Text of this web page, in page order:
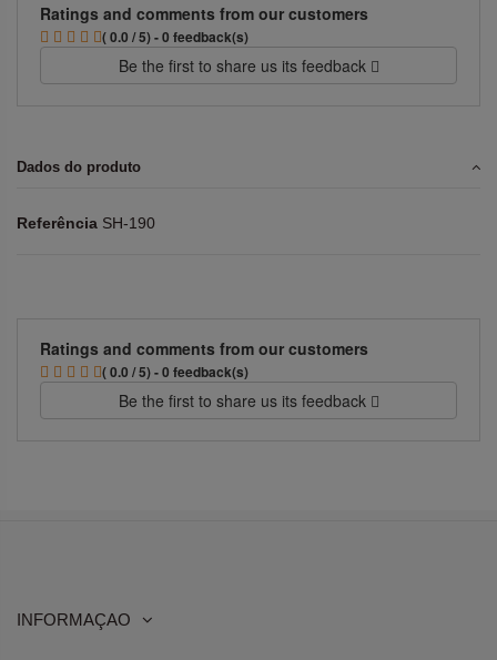
Ratings and comments from our customers
( 0.0 / 5) - 0 feedback(s)
Be the first to share us its feedback
Dados do produto
Referência SH-190
Ratings and comments from our customers
( 0.0 / 5) - 0 feedback(s)
Be the first to share us its feedback
INFORMAÇAO